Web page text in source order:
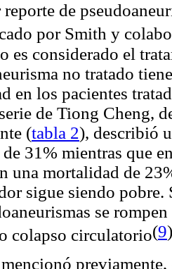
de
por Smith y
es considerado el
no tratado
en los pacientes
de Tiong Cheng,
(tabla 2), describió
de 31% mientras que
una mortalidad de
sigue siendo
se
colapso circulatorio(9)